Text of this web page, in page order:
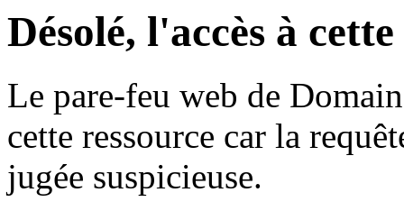
Désolé, l'accès à
Le pare-feu web de
cette ressource car la
jugée suspicieuse.